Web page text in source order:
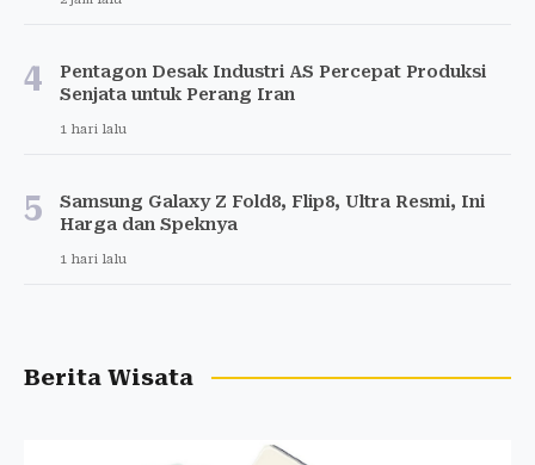
4
Pentagon Desak Industri AS Percepat Produksi
Senjata untuk Perang Iran
1 hari lalu
5
Samsung Galaxy Z Fold8, Flip8, Ultra Resmi, Ini
Harga dan Speknya
1 hari lalu
Berita Wisata